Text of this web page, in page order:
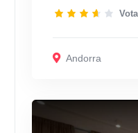
Andorra